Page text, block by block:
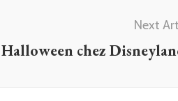
Next
Halloween chez